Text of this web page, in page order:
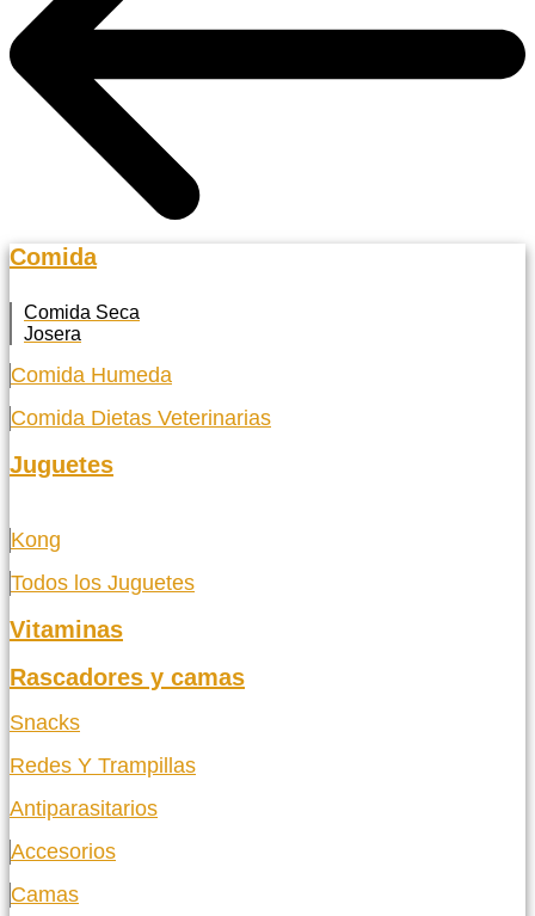
Comida
Comida Seca
Josera
Comida Humeda
Comida Dietas Veterinarias
Juguetes
Kong
Todos los Juguetes
Vitaminas
Rascadores y camas
Snacks
Redes Y Trampillas
Antiparasitarios
Accesorios
Camas